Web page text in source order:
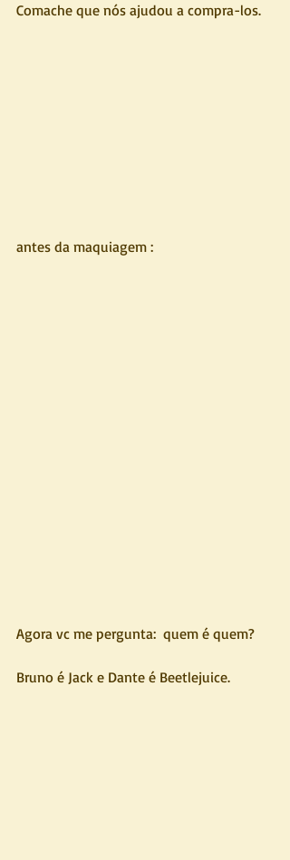
Comache que nós ajudou a compra-los.
antes da maquiagem :
Agora vc me pergunta:  quem é quem?
Bruno é Jack e Dante é Beetlejuice.